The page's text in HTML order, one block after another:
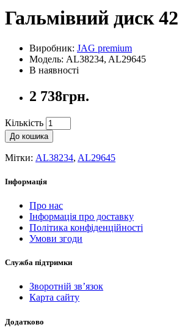
Гальмівний диск
Виробник: JAG premium
Модель: AL38234, AL29645
В наявності
2 738грн.
Кількість
До кошика
Мітки: AL38234, AL29645
Інформація
Про нас
Інформація про доставку
Політика конфіденційності
Умови згоди
Служба підтримки
Зворотній зв’язок
Карта сайту
Додатково